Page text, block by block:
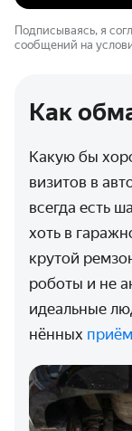
Подписываясь, я
сообщений на
Как
Какую бы
визитов в
всегда есть
хоть в
крутой
роботы и не
идеаль­ные
нённых